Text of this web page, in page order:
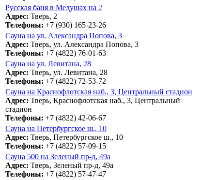
Русская баня в Медушах на 2
Адрес: Тверь, 2
Телефоны: +7 (930) 165-23-26
Сауна на ул. Александра Попова, 3
Адрес: Тверь, ул. Александра Попова, 3
Телефоны: +7 (4822) 76-01-63
Сауна на ул. Левитана, 28
Адрес: Тверь, ул. Левитана, 28
Телефоны: +7 (4822) 72-53-72
Сауна на Краснофлотская наб., 3, Центральный стадион
Адрес: Тверь, Краснофлотская наб., 3, Центральный
стадион
Телефоны: +7 (4822) 42-06-67
Сауна на Петербургское ш., 10
Адрес: Тверь, Петербургское ш., 10
Телефоны: +7 (4822) 57-09-15
Сауна 500 на Зеленый пр-д, 49а
Адрес: Тверь, Зеленый пр-д, 49а
Телефоны: +7 (4822) 57-47-47